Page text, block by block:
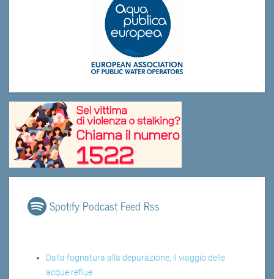
Spotify Podcast Feed Rss
Dalla fognatura alla depurazione, il viaggio delle
acque reflue